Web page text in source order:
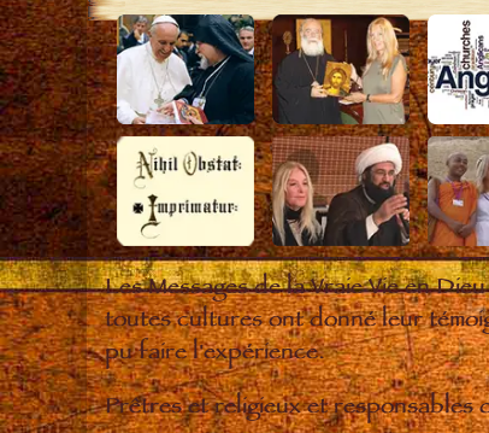
Les Messages de la Vraie Vie en
toutes cultures ont donné leur
pu faire l'expérience.
Prêtres et religieux et responsables